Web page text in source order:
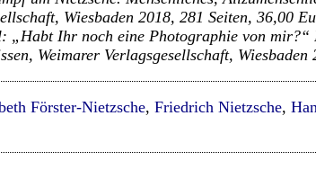
Wiesbaden 2018, 281 Seiten, 36,00
„Habt Ihr noch eine Photographie von mir?“
Weimarer Verlagsgesellschaft,
Förster-Nietzsche, Friedrich Nietzsche,